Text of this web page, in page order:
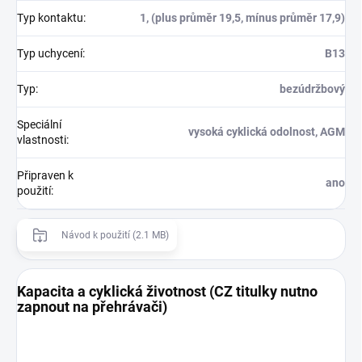
Typ kontaktu: 1, (plus průměr 19,5, mínus průměr 17,9)
Typ uchycení: B13
Typ: bezúdržbový
Speciální
vlastnosti:
vysoká cyklická odolnost, AGM
Připraven k
použití:
ano
Návod k použití (2.1 MB)
Kapacita a cyklická životnost (CZ titulky nutno
zapnout na přehrávači)